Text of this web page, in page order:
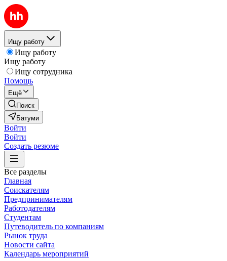
Ищу работу
Ищу работу
Ищу работу
Ищу сотрудника
Помощь
Ещё
Поиск
Батуми
Войти
Войти
Создать резюме
Все разделы
Главная
Соискателям
Предпринимателям
Работодателям
Студентам
Путеводитель по компаниям
Рынок труда
Новости сайта
Календарь мероприятий